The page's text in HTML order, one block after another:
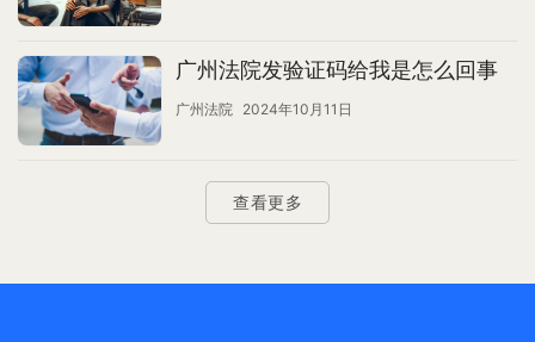
广州法院发验证码给我是怎么回事
广州法院 2024年10月11日
查看更多